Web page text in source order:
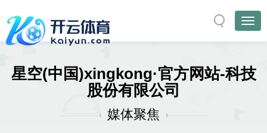
星空(中国)xingkong·官方网站-科技
股份有限公司
媒体聚焦